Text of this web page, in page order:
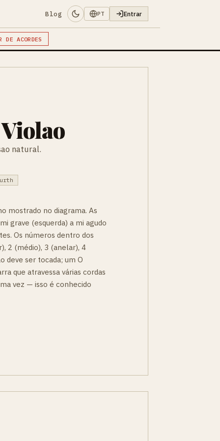
Blog PT Entrar
DE ACORDES
natural.
mostrado no diagrama. As
grave (esquerda) a mi agudo
Os números dentro dos
2 (médio), 3 (anelar), 4
deve ser tocada; um O
que atravessa várias cordas
vez — isso é conhecido